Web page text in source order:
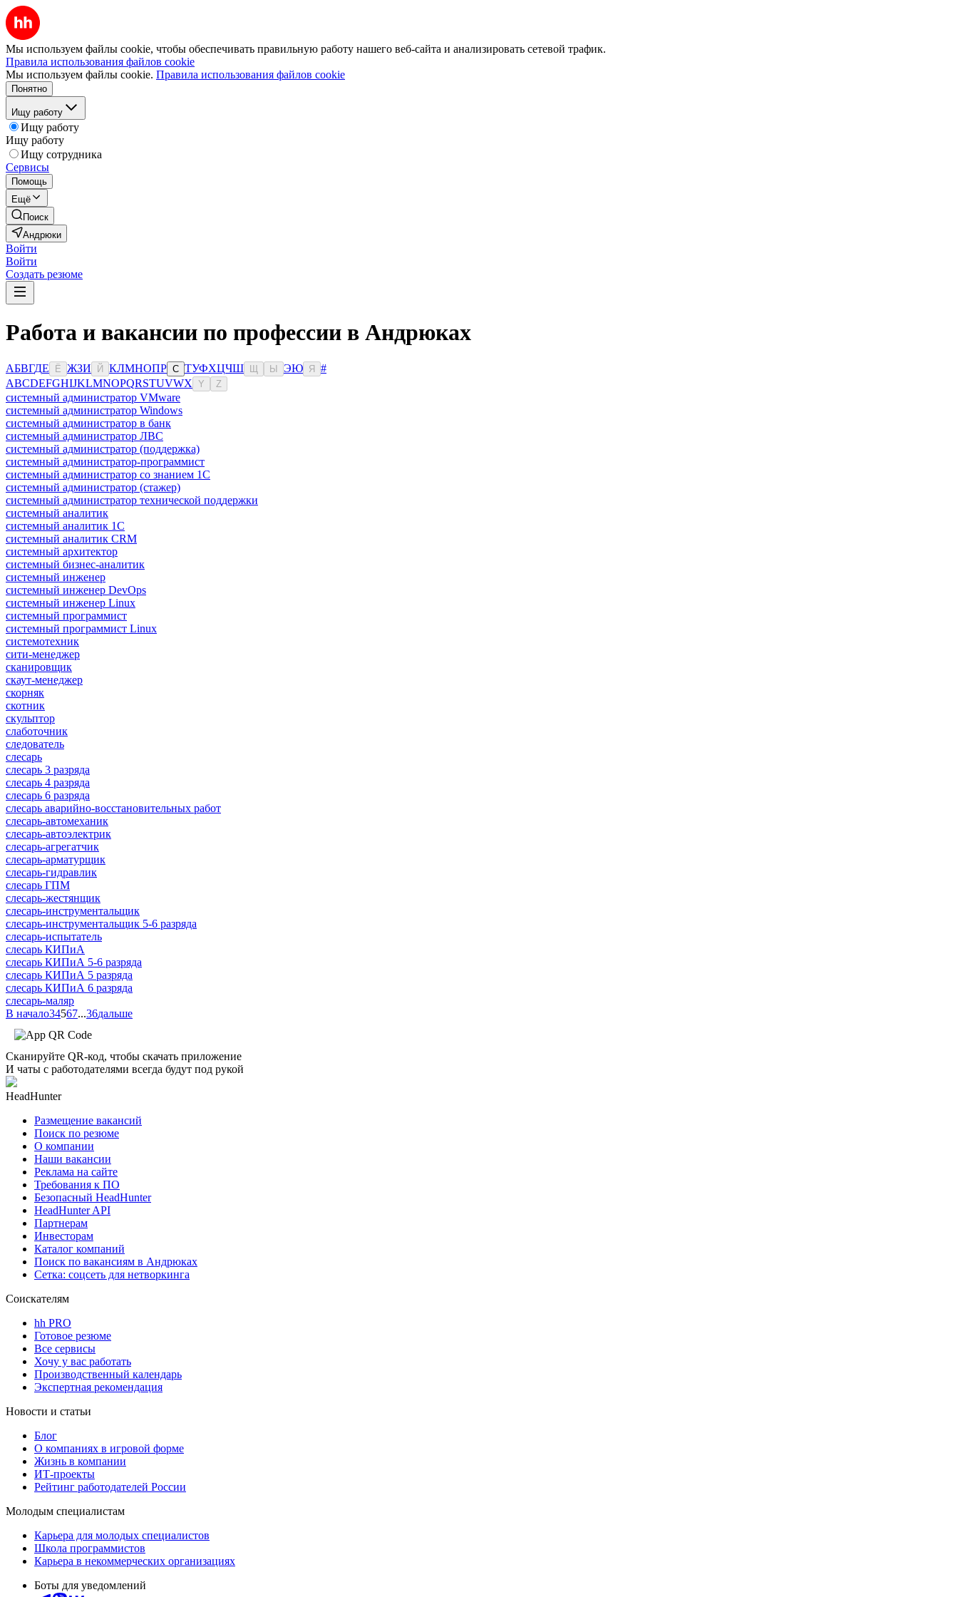
Мы используем файлы cookie, чтобы обеспечивать правильную работу нашего веб-сайта и анализировать сетевой трафик.
Правила использования файлов cookie
Мы используем файлы cookie. Правила использования файлов cookie
Понятно
Ищу работу
Ищу работу
Ищу работу
Ищу сотрудника
Сервисы
Помощь
Ещё
Поиск
Андрюки
Войти
Войти
Создать резюме
Работа и вакансии по профессии в Андрюках
АБВГДЕ Ё ЖЗИ Й КЛМНОПР С ТУФХЦЧШ Ы ЭЮ Я
#
ABCDEFGHIJKLMNOPQRSTUVWX Y Z
системный администратор VMware
системный администратор Windows
системный администратор в банк
системный администратор ЛВС
системный администратор (поддержка)
системный администратор-программист
системный администратор со знанием 1С
системный администратор (стажер)
системный администратор технической поддержки
системный аналитик
системный аналитик 1С
системный аналитик CRM
системный архитектор
системный бизнес-аналитик
системный инженер
системный инженер DevOps
системный инженер Linux
системный программист
системный программист Linux
системотехник
сити-менеджер
сканировщик
скаут-менеджер
скорняк
скотник
скульптор
слаботочник
следователь
слесарь
слесарь 3 разряда
слесарь 4 разряда
слесарь 6 разряда
слесарь аварийно-восстановительных работ
слесарь-автомеханик
слесарь-автоэлектрик
слесарь-агрегатчик
слесарь-арматурщик
слесарь-гидравлик
слесарь ГПМ
слесарь-жестянщик
слесарь-инструментальщик
слесарь-инструментальщик 5-6 разряда
слесарь-испытатель
слесарь КИПиА
слесарь КИПиА 5-6 разряда
слесарь КИПиА 5 разряда
слесарь КИПиА 6 разряда
слесарь-маляр
В начало34567...36дальше
Сканируйте QR-код, чтобы скачать приложение
И чаты с работодателями всегда будут под рукой
HeadHunter
Размещение вакансий
Поиск по резюме
О компании
Наши вакансии
Реклама на сайте
Требования к ПО
Безопасный HeadHunter
HeadHunter API
Партнерам
Инвесторам
Каталог компаний
Поиск по вакансиям в Андрюках
Сетка: соцсеть для нетворкинга
Соискателям
hh PRO
Готовое резюме
Все сервисы
Хочу у вас работать
Производственный календарь
Экспертная рекомендация
Новости и статьи
Блог
О компаниях в игровой форме
Жизнь в компании
ИТ-проекты
Рейтинг работодателей России
Молодым специалистам
Карьера для молодых специалистов
Школа программистов
Карьера в некоммерческих организациях
Боты для уведомлений